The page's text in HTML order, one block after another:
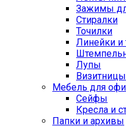
Зажимы
Стиралки
Точилки
Линейки и
Лупы
Визитницы
Мебель для
Сейфы
Кресла и
Папки и архивы